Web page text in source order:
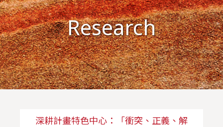
Research
深耕計畫特色中心：「衝突、正義、解